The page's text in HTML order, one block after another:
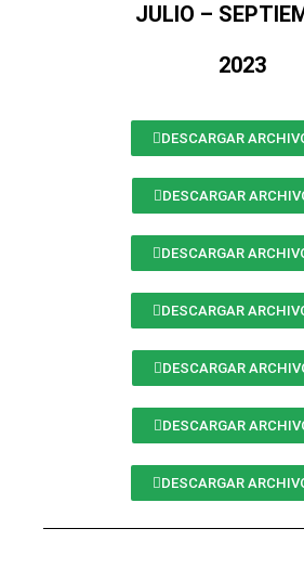
JULIO –
2023
DESCARGAR
DESCARGAR
DESCARGAR
DESCARGAR
DESCARGAR
DESCARGAR
DESCARGAR